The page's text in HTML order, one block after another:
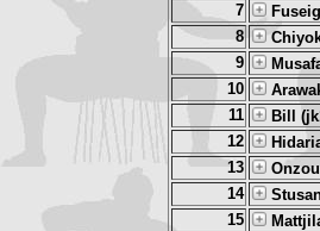
7
8
9
10
11
Bill
12
13
14
15